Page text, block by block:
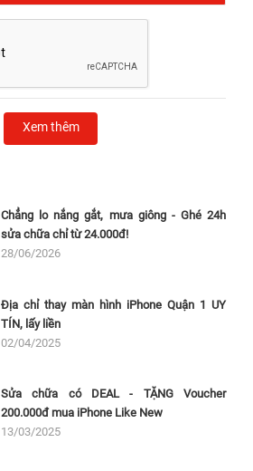
Xem thêm
Chẳng lo nắng gắt, mưa giông - Ghé 24h
sửa chữa chỉ từ 24.000đ!
28/06/2026
Địa chỉ thay màn hình iPhone Quận 1 UY
TÍN, lấy liền
02/04/2025
Sửa chữa có DEAL - TẶNG Voucher
200.000đ mua iPhone Like New
13/03/2025